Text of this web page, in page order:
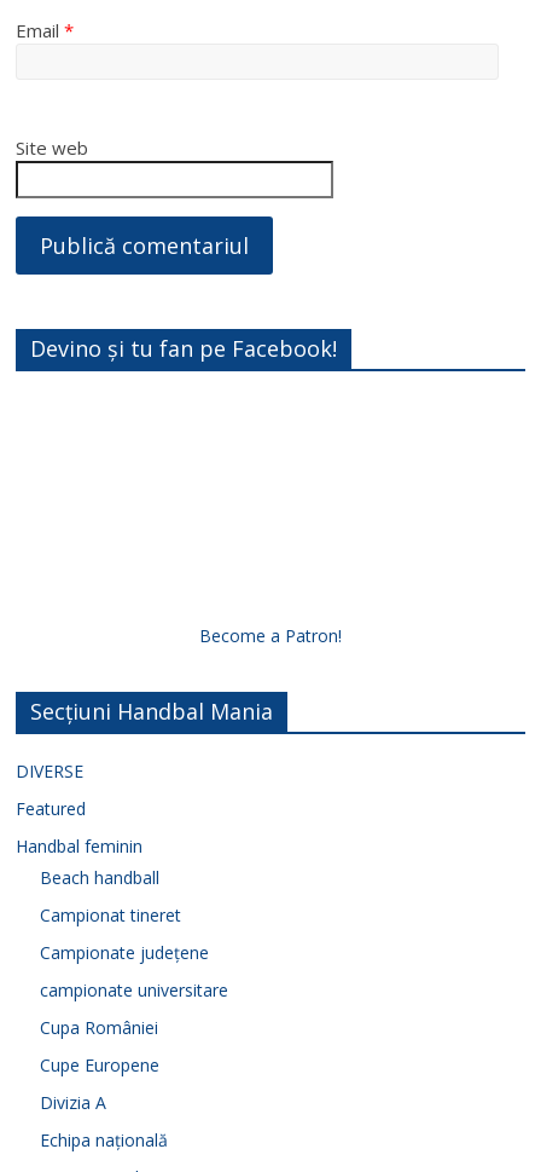
Email*
Site web
Devino și tu fan pe Facebook!
Become a Patron!
Secțiuni Handbal Mania
DIVERSE
Featured
Handbal feminin
Beach handball
Campionat tineret
Campionate județene
campionate universitare
Cupa României
Cupe Europene
Divizia A
Echipa națională